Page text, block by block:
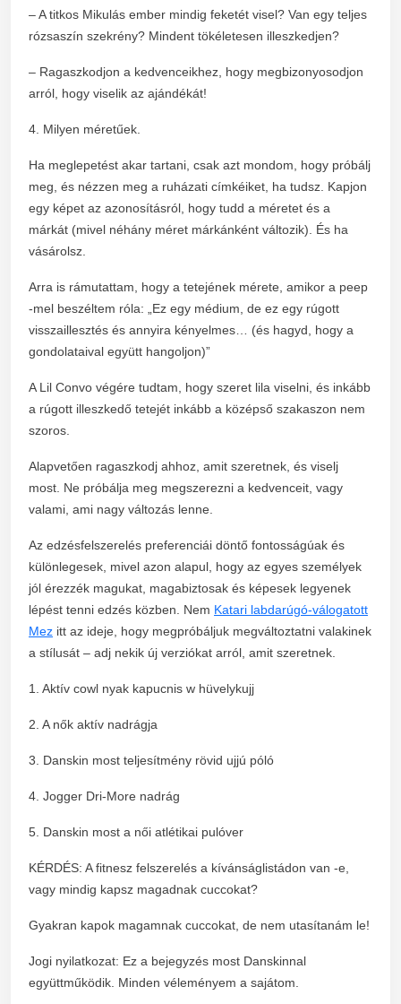
– A titkos Mikulás ember mindig feketét visel? Van egy teljes
rózsaszín szekrény? Mindent tökéletesen illeszkedjen?
– Ragaszkodjon a kedvenceikhez, hogy megbizonyosodjon
arról, hogy viselik az ajándékát!
4. Milyen méretűek.
Ha meglepetést akar tartani, csak azt mondom, hogy próbálj
meg, és nézzen meg a ruházati címkéiket, ha tudsz. Kapjon
egy képet az azonosításról, hogy tudd a méretet és a
márkát (mivel néhány méret márkánként változik). És ha
vásárolsz.
Arra is rámutattam, hogy a tetejének mérete, amikor a peep
-mel beszéltem róla: „Ez egy médium, de ez egy rúgott
visszaillesztés és annyira kényelmes… (és hagyd, hogy a
gondolataival együtt hangoljon)”
A Lil Convo végére tudtam, hogy szeret lila viselni, és inkább
a rúgott illeszkedő tetejét inkább a középső szakaszon nem
szoros.
Alapvetően ragaszkodj ahhoz, amit szeretnek, és viselj
most. Ne próbálja meg megszerezni a kedvenceit, vagy
valami, ami nagy változás lenne.
Az edzésfelszerelés preferenciái döntő fontosságúak és
különlegesek, mivel azon alapul, hogy az egyes személyek
jól érezzék magukat, magabiztosak és képesek legyenek
lépést tenni edzés közben. Nem Katari labdarúgó-válogatott
Mez itt az ideje, hogy megpróbáljuk megváltoztatni valakinek
a stílusát – adj nekik új verziókat arról, amit szeretnek.
1. Aktív cowl nyak kapucnis w hüvelykujj
2. A nők aktív nadrágja
3. Danskin most teljesítmény rövid ujjú póló
4. Jogger Dri-More nadrág
5. Danskin most a női atlétikai pulóver
KÉRDÉS: A fitnesz felszerelés a kívánságlistádon van -e,
vagy mindig kapsz magadnak cuccokat?
Gyakran kapok magamnak cuccokat, de nem utasítanám le!
Jogi nyilatkozat: Ez a bejegyzés most Danskinnal
együttműködik. Minden véleményem a sajátom.